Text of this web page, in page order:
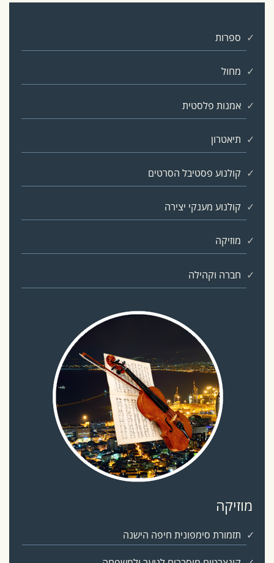
ספרות
מחול
אמנות פלסטית
תיאטרון
קולנוע פסטיבל הסרטים
קולנוע מענקי יצירה
מוזיקה
חברה וקהילה
מוזיקה
תזמורת סימפונית חיפה הישנה